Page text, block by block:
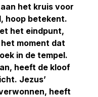
het kruis voor
hoop betekent.
het eindpunt,
moment dat
in de tempel.
heeft de kloof
Jezus’
heeft